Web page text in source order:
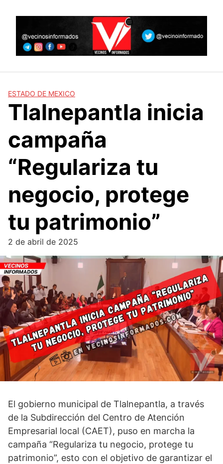
ESTADO DE MEXICO
Tlalnepantla inicia
campaña
“Regulariza tu
negocio, protege
tu patrimonio”
2 de abril de 2025
El gobierno municipal de Tlalnepantla, a través
de la Subdirección del Centro de Atención
Empresarial local (CAET), puso en marcha la
campaña “Regulariza tu negocio, protege tu
patrimonio”, esto con el objetivo de garantizar el